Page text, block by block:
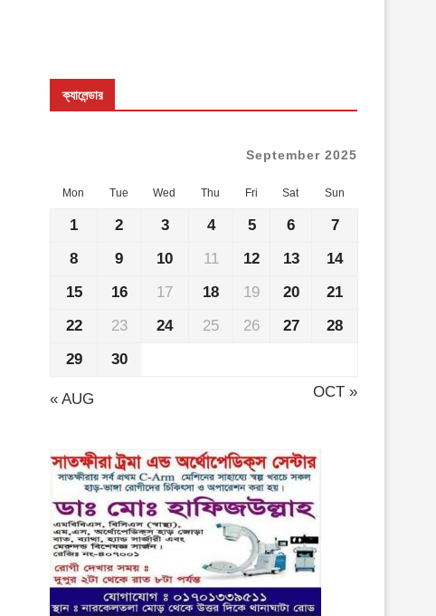
ক্যালেন্ডার
September 2025
Mon Tue Wed Thu Fri Sat Sun
« AUG OCT »
1 2 3 4 5 6
7
8
9 10 11 12 13
14
15
16 17 18 19 20
21
22
23 24 25 26 27
28
29
30